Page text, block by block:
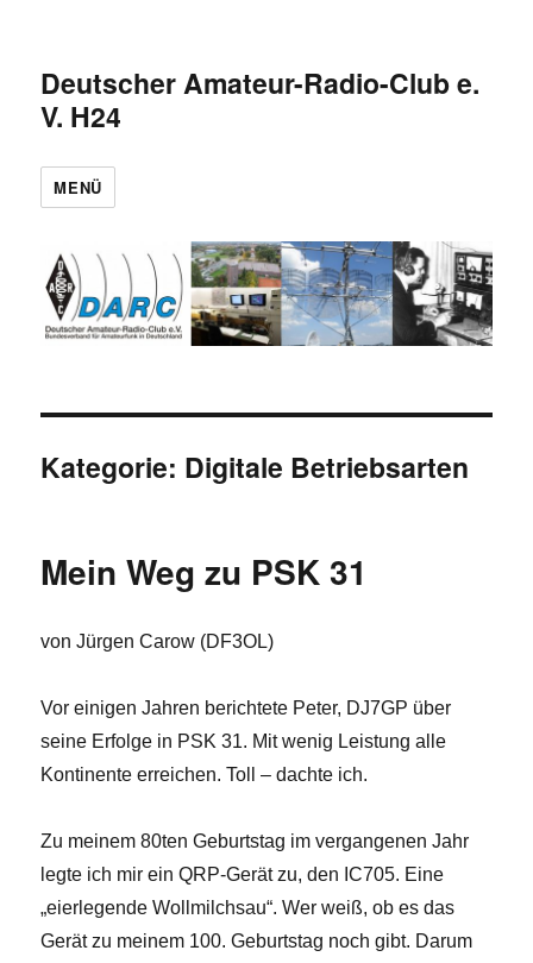
Deutscher Amateur-Radio-Club e.
V. H24
MENÜ
Kategorie: Digitale Betriebsarten
Mein Weg zu PSK 31
von Jürgen Carow (DF3OL)
Vor einigen Jahren berichtete Peter, DJ7GP über
seine Erfolge in PSK 31. Mit wenig Leistung alle
Kontinente erreichen. Toll – dachte ich.
Zu meinem 80ten Geburtstag im vergangenen Jahr
legte ich mir ein QRP-Gerät zu, den IC705. Eine
„eierlegende Wollmilchsau“. Wer weiß, ob es das
Gerät zu meinem 100. Geburtstag noch gibt. Darum